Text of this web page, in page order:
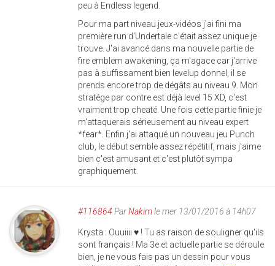
peu à Endless legend.
Pour ma part niveau jeux-vidéos j'ai fini ma
première run d'Undertale c'était assez unique je
trouve. J'ai avancé dans ma nouvelle partie de
fire emblem awakening, ça m'agace car j'arrive
pas à suffissament bien levelup donnel, il se
prends encore trop de dégâts au niveau 9. Mon
stratége par contre est déjà level 15 XD, c'est
vraiment trop cheaté. Une fois cette partie finie je
m'attaquerais sérieusement au niveau expert
*fear*. Enfin j'ai attaqué un nouveau jeu Punch
club, le début semble assez répétitif, mais j'aime
bien c'est amusant et c'est plutôt sympa
graphiquement.
#116864 ParNakimle mer 13/01/2016 à 14h07
Krysta : Ouuiiii ♥ ! Tu as raison de souligner qu'ils
sont français ! Ma 3e et actuelle partie se déroule
bien, je ne vous fais pas un dessin pour vous